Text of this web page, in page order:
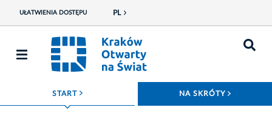
UŁATWIENIA DOSTĘPU PL
START NA SKRÓTY